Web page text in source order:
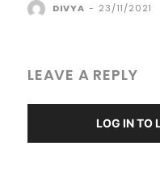
DIVYA - 23/11/2021
LEAVE A REPLY
LOG IN TO